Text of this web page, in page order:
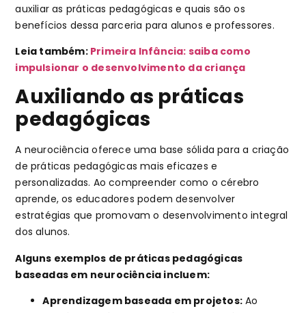
auxiliar as práticas pedagógicas e quais são os
benefícios dessa parceria para alunos e professores.
Leia também: Primeira Infância: saiba como
impulsionar o desenvolvimento da criança
Auxiliando as práticas
pedagógicas
A neurociência oferece uma base sólida para a criação
de práticas pedagógicas mais eficazes e
personalizadas. Ao compreender como o cérebro
aprende, os educadores podem desenvolver
estratégias que promovam o desenvolvimento integral
dos alunos.
Alguns exemplos de práticas pedagógicas
baseadas em neurociência incluem:
Aprendizagem baseada em projetos: Ao